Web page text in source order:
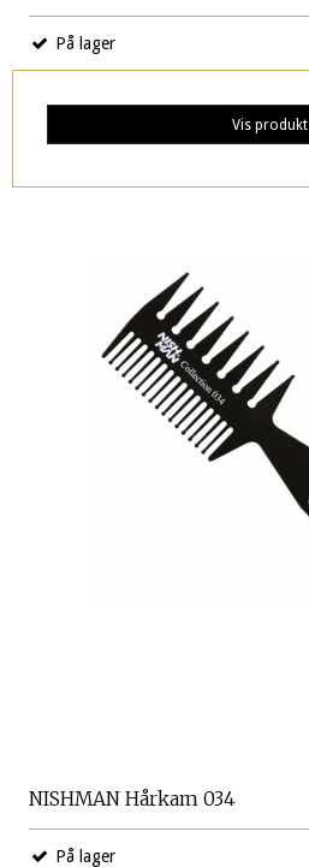
På lager
Vis produkt
NISHMAN Hårkam 034
På lager